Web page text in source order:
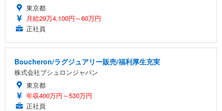
東京都
月給29万4,100円～60万円
正社員
Boucheron/ラグジュアリー販売/福利厚生充実
株式会社ブシュロンジャパン
東京都
年収400万円～530万円
正社員